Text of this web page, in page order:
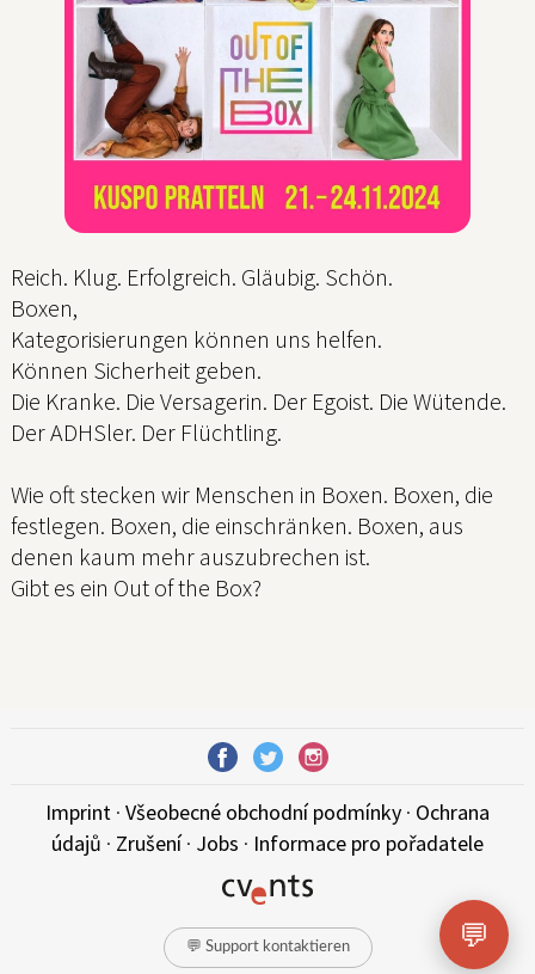
Reich. Klug. Erfolgreich. Gläubig. Schön.
Boxen,
Kategorisierungen können uns helfen.
Können Sicherheit geben.
Die Kranke. Die Versagerin. Der Egoist. Die Wütende.
Der ADHSler. Der Flüchtling.
Wie oft stecken wir Menschen in Boxen. Boxen, die
festlegen. Boxen, die einschränken. Boxen, aus
denen kaum mehr auszubrechen ist.
Gibt es ein Out of the Box?
Imprint · Všeobecné obchodní podmínky · Ochrana
údajů · Zrušení· Jobs · Informace pro pořadatele
💬 Support kontaktieren 💬